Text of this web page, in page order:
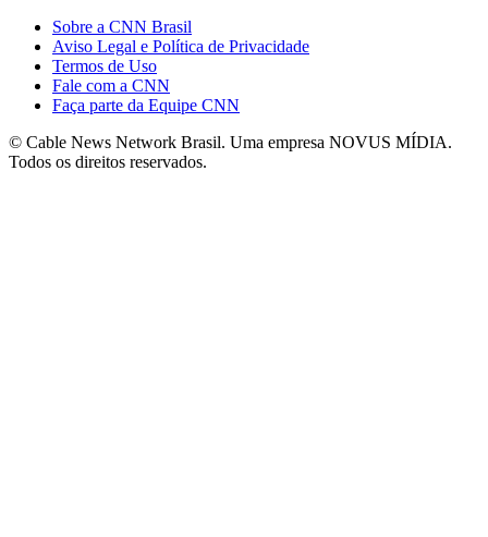
Sobre a CNN Brasil
Aviso Legal e Política de Privacidade
Termos de Uso
Fale com a CNN
Faça parte da Equipe CNN
© Cable News Network Brasil. Uma empresa NOVUS MÍDIA.
Todos os direitos reservados.